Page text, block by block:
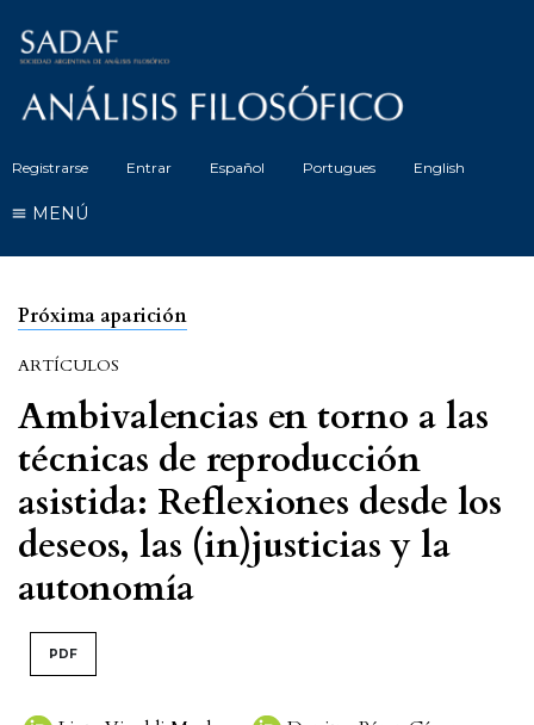
Registrarse Entrar Español Portugues English
MENÚ
Próxima aparición
ARTÍCULOS
Ambivalencias en torno a las
técnicas de reproducción
asistida: Reflexiones desde los
deseos, las (in)justicias y la
autonomía
PDF